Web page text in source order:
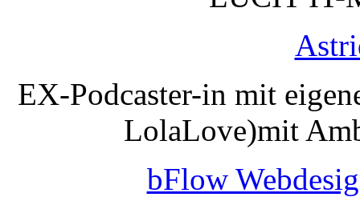
EX-Podcaster-in mit
LolaLove)mit
bFlow